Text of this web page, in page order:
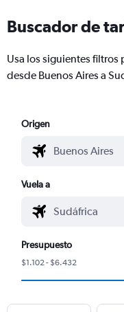
Buscador de
Usa los siguientes filtros
desde Buenos Aires a
Origen
Vuela a
Presupuesto
$1.102 - $6.432